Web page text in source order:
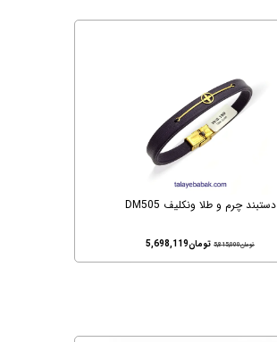
دستبند چرم و طلا ونکلیف DM505
تومان5,815,000 تومان5,698,119